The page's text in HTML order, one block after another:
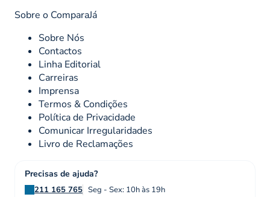
Sobre o ComparaJá
Sobre Nós
Contactos
Linha Editorial
Carreiras
Imprensa
Termos & Condições
Política de Privacidade
Comunicar Irregularidades
Livro de Reclamações
Precisas de ajuda?
211 165 765 Seg - Sex: 10h às 19h